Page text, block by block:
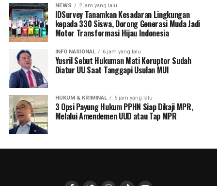
NEWS 2 jam yang lalu
IDSurvey Tanamkan Kesadaran Lingkungan
kepada 330 Siswa, Dorong Generasi Muda Jadi
Motor Transformasi Hijau Indonesia
INFO NASIONAL 6 jam yang lalu
Yusril Sebut Hukuman Mati Koruptor Sudah
Diatur UU Saat Tanggapi Usulan MUI
HUKUM & KRIMINAL 6 jam yang lalu
3 Opsi Payung Hukum PPHN Siap Dikaji MPR,
Melalui Amendemen UUD atau Tap MPR